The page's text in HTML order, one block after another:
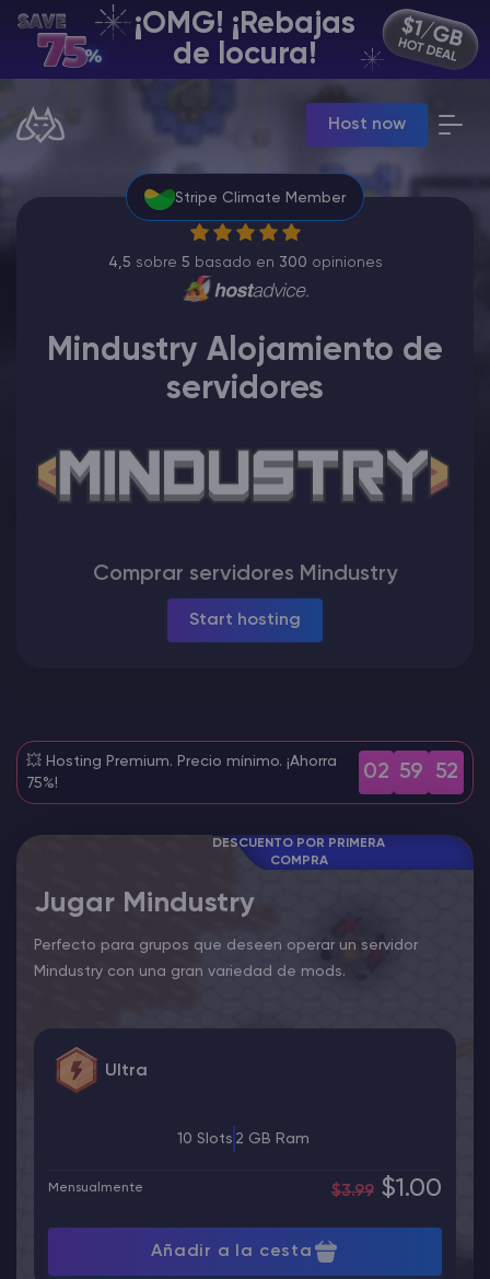
¡OMG! ¡Rebajas
de locura!
Host now
ES | USD
Manage your servers & payments
Manage game server
VPS Panel
Manage VPS server
Affiliate panel
Manage affiliates
Hytale Hosting 50% OFF
Palworld Alojamiento de servidores
Stripe Climate Member
4,5 sobre 5 basado en 300 opiniones
Mindustry Alojamiento de
servidores
Comprar servidores Mindustry
Start hosting
💥 Hosting Premium. Precio mínimo. ¡Ahorra
75%!
02 59 51
DESCUENTO POR PRIMERA
COMPRA
Jugar Mindustry
Perfecto para grupos que deseen operar un servidor
Mindustry con una gran variedad de mods.
Ultra
10 Slots 2 GB Ram
Mensualmente $3.99 $1.00
Añadir a la cesta